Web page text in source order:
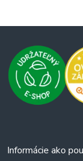
skladovať?
ekologickým
domácnosti.
Informácie ako